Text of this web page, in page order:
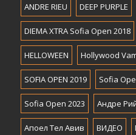
ANDRE RIEU DEEP PURPLE
DIEMA XTRA Sofia Open 2018
HELLOWEEN Hollywood
SOFIA OPEN 2019 Sofia
Sofia Open 2023 Андре
Апоел Тел Авив ВИДЕО